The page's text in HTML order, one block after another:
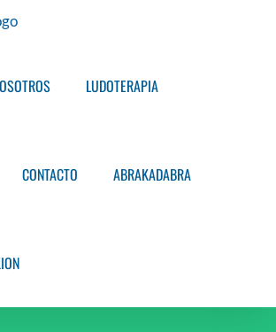
LUDOTERAPIA
CONTACTO ABRAKADABRA